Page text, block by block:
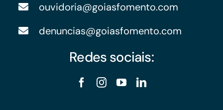
ouvidoria@goiasfomento.com
denuncias@goiasfomento.com
Redes sociais: